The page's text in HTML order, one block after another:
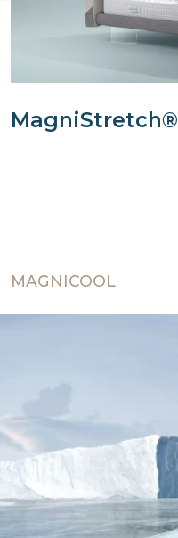
MagniStretch®
MAGNICOOL